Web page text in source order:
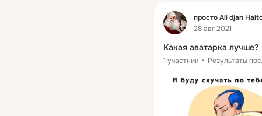
Фид
просто Ali djan
28 авг 2021
Какая аватарка лучше?
1 участник Результаты